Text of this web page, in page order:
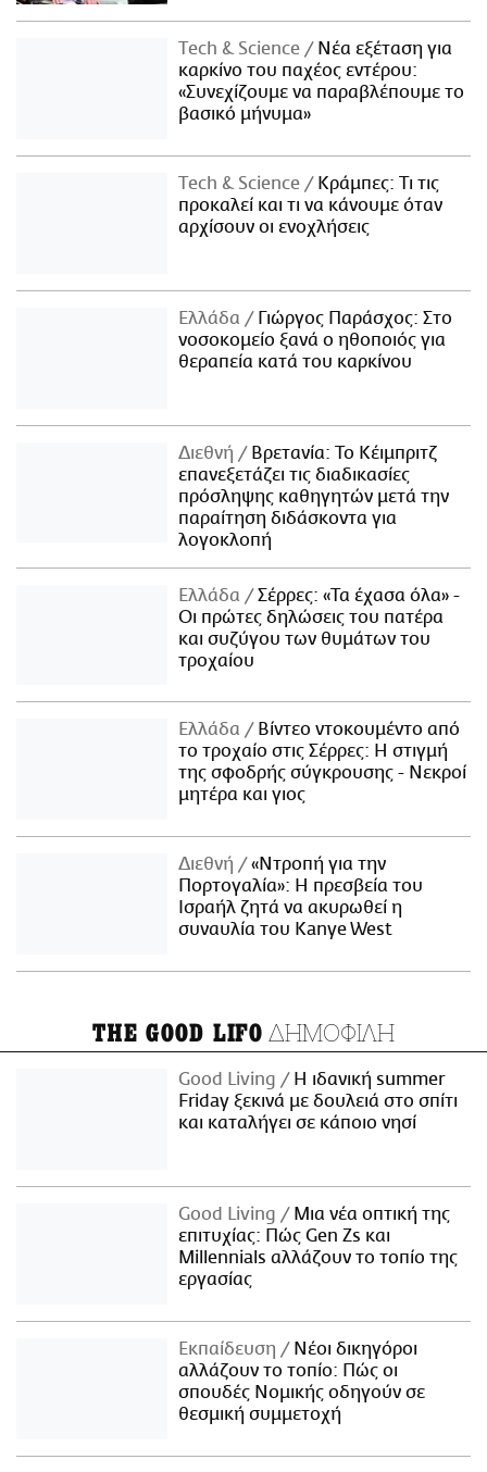
Τech & Science
Νέα εξέταση για
καρκίνο του παχέος εντέρου:
«Συνεχίζουμε να παραβλέπουμε το
βασικό μήνυμα»
Τech & Science
Κράμπες: Τι τις
προκαλεί και τι να κάνουμε όταν
αρχίσουν οι ενοχλήσεις
Ελλάδα
Γιώργος Παράσχος: Στο
νοσοκομείο ξανά ο ηθοποιός για
θεραπεία κατά του καρκίνου
Διεθνή
Βρετανία: Το Κέιμπριτζ
επανεξετάζει τις διαδικασίες
πρόσληψης καθηγητών μετά την
παραίτηση διδάσκοντα για
λογοκλοπή
Ελλάδα
Σέρρες: «Τα έχασα όλα» -
Οι πρώτες δηλώσεις του πατέρα
και συζύγου των θυμάτων του
τροχαίου
Ελλάδα
Βίντεο ντοκουμέντο από
το τροχαίο στις Σέρρες: Η στιγμή
της σφοδρής σύγκρουσης - Νεκροί
μητέρα και γιος
Διεθνή
«Ντροπή για την
Πορτογαλία»: Η πρεσβεία του
Ισραήλ ζητά να ακυρωθεί η
συναυλία του Kanye West
THE GOOD LIFO ΔΗΜΟΦΙΛΗ
Good Living
Η ιδανική summer
Friday ξεκινά με δουλειά στο σπίτι
και καταλήγει σε κάποιο νησί
Good Living
Μια νέα οπτική της
επιτυχίας: Πώς Gen Zs και
Millennials αλλάζουν το τοπίο της
εργασίας
Εκπαίδευση
Νέοι δικηγόροι
αλλάζουν το τοπίο: Πώς οι
σπουδές Νομικής οδηγούν σε
θεσμική συμμετοχή